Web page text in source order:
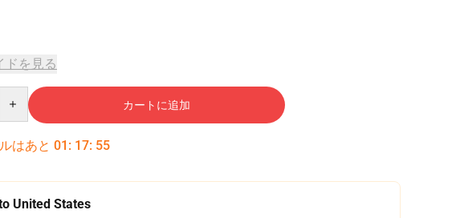
ドを見る
カートに追加
はあと 01 : 17: 54
United States